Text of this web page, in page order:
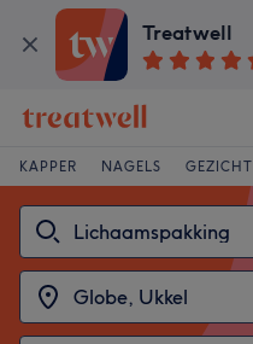
Treatwell
KAPPER NAGELS GEZICHT